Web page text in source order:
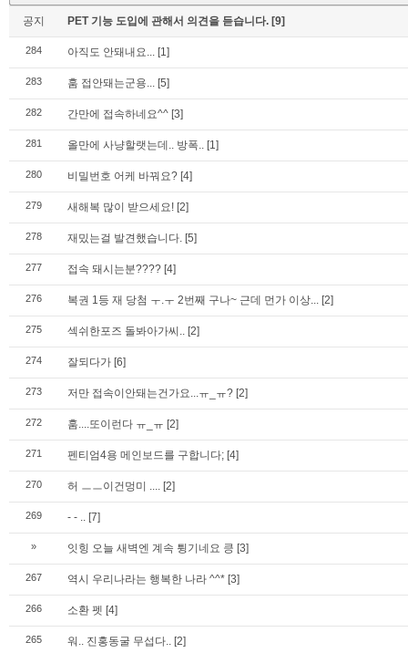
공지 PET 기능 도입에 관해서 의견을 듣습니다. [9]
284 아직도 안돼내요... [1]
283 훔 접안돼는군용... [5]
282 간만에 접속하네요^^ [3]
281 올만에 사냥할랫는데.. 방폭.. [1]
280 비밀번호 어케 바꿔요? [4]
279 새해복 많이 받으세요! [2]
278 재밌는걸 발견했습니다. [5]
277 접속 돼시는분???? [4]
276 복권 1등 재 당첨 ㅜ.ㅜ 2번째 구나~ 근데 먼가 이상... [2]
275 섹쉬한포즈 돌봐아가씨.. [2]
274 잘되다가 [6]
273 저만 접속이안돼는건가요...ㅠ_ㅠ? [2]
272 훔....또이런다 ㅠ_ㅠ [2]
271 펜티엄4용 메인보드를 구합니다; [4]
270 허 ㅡㅡ이건멍미 .... [2]
269 - - .. [7]
» 잇힝 오늘 새벽엔 계속 튕기네요 킁 [3]
267 역시 우리나라는 행복한 나라 ^^* [3]
266 소환 펫 [4]
265 워.. 진홍동굴 무섭다.. [2]